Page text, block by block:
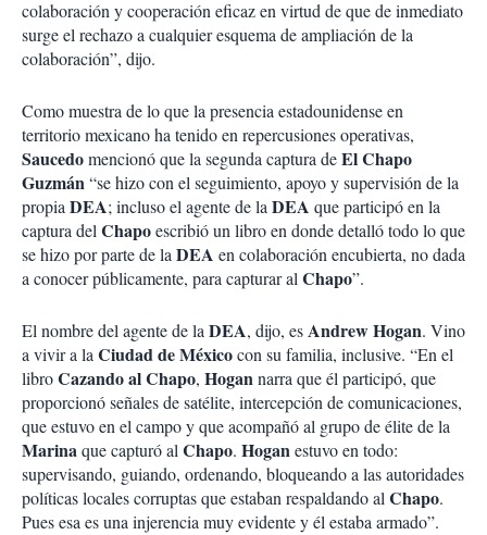
colaboración y cooperación eficaz en virtud de que de inmediato
surge el rechazo a cualquier esquema de ampliación de la
colaboración”, dijo.
Como muestra de lo que la presencia estadounidense en
territorio mexicano ha tenido en repercusiones operativas,
Saucedomencionó que la segunda captura deEl Chapo
Guzmán“se hizo con el seguimiento, apoyo y supervisión de la
propiaDEA; incluso el agente de laDEA que participó en la
captura delChapoescribió un libro en donde detalló todo lo que
se hizo por parte de laDEA en colaboración encubierta, no dada
a conocer públicamente, para capturar alChapo”.
El nombre del agente de laDEA, dijo, esAndrew Hogan. Vino
a vivir a laCiudad de Méxicocon su familia, inclusive. “En el
libroCazando al Chapo, Hogannarra que él participó, que
proporcionó señales de satélite, intercepción de comunicaciones,
que estuvo en el campo y que acompañó al grupo de élite de la
Marinaque capturó alChapo. Hoganestuvo en todo:
supervisando, guiando, ordenando, bloqueando a las autoridades
políticas locales corruptas que estaban respaldando alChapo.
Pues esa es una injerencia muy evidente y él estaba armado”.